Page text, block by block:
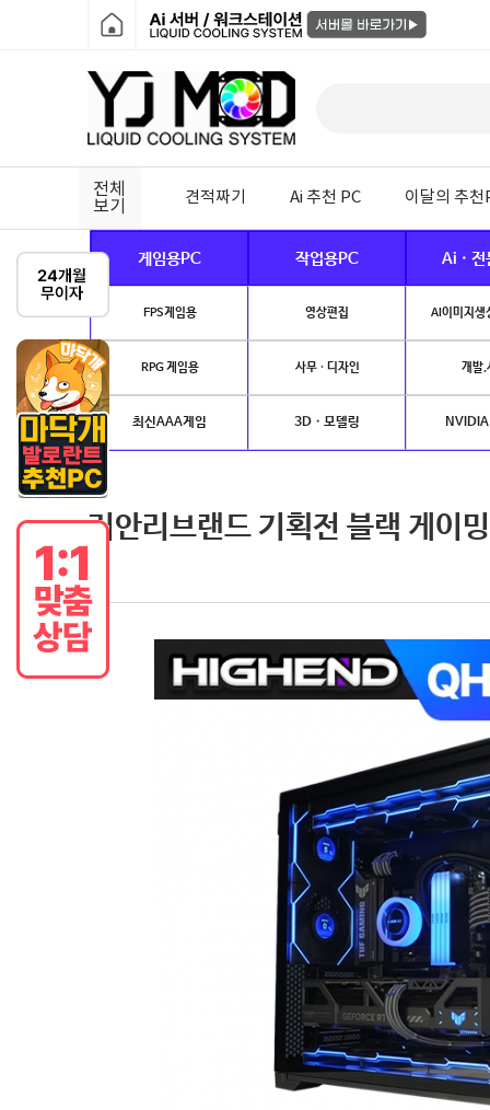
전체
보기
견적짜기 Ai 추천 PC 이달의 추천
게임용PC 작업용PC Ai · 전
FPS게임용 영상편집 AI이미지생
RPG 게임용 사무 · 디자인 개발.
최신AAA게임 3D · 모델링
리안리브랜드 기획전 블랙 게